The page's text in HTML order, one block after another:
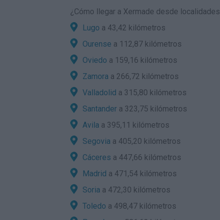
¿ Cómo llegar a Xermade desde
Lugo a 43,42 kilómetros
Ourense a 112,87 kilómetros
Oviedo a 159,16 kilómetros
Zamora a 266,72 kilómetros
Valladolid a 315,80 kilómetros
Santander a 323,75 kilómetros
Avila a 395,11 kilómetros
Segovia a 405,20 kilómetros
Cáceres a 447,66 kilómetros
Madrid a 471,54 kilómetros
Soria a 472,30 kilómetros
Toledo a 498,47 kilómetros